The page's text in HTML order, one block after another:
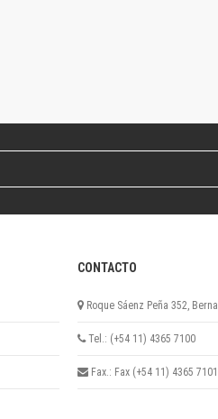
CONTACTO
Roque Sáenz Peña 352, Bernal
Tel.: (+54 11) 4365 7100
Fax.: Fax (+54 11) 4365 7101